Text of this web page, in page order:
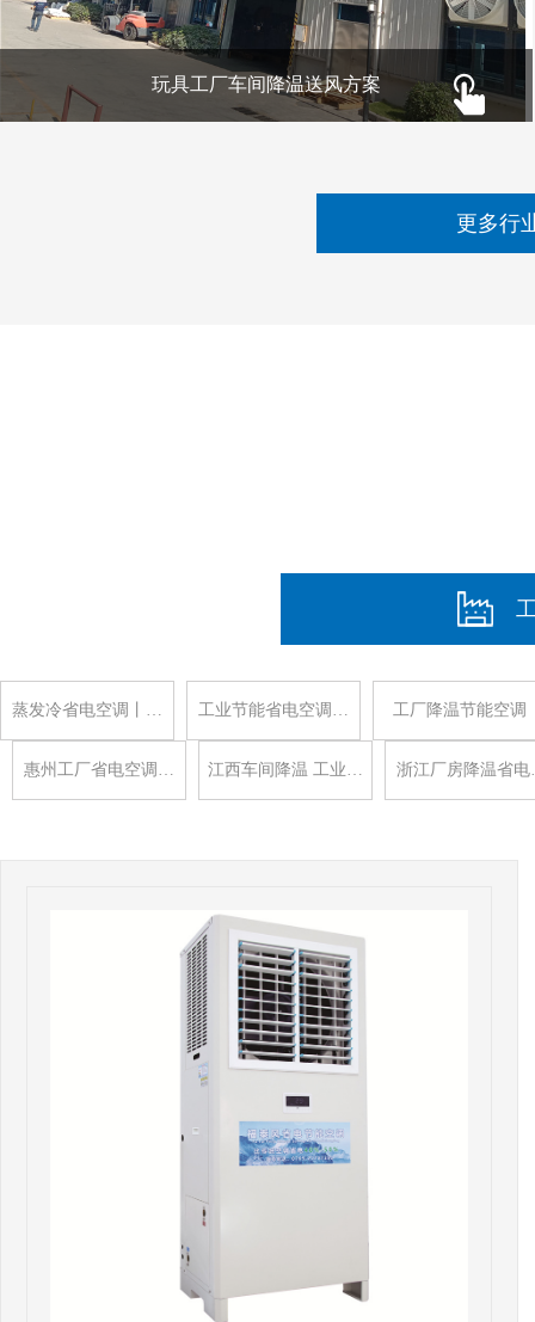
玩具工厂车间降温送风方案
更多行
蒸发冷省电空调丨… 工业节能省电空调… 工厂降温节能空调
惠州工厂省电空调… 江西车间降温 工业… 浙江厂房降温省